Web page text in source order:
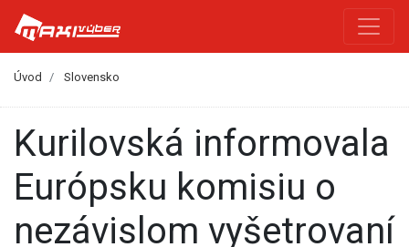
Úvod Slovensko
Kurilovská informovala
Európsku komisiu o
nezávislom vyšetrovaní